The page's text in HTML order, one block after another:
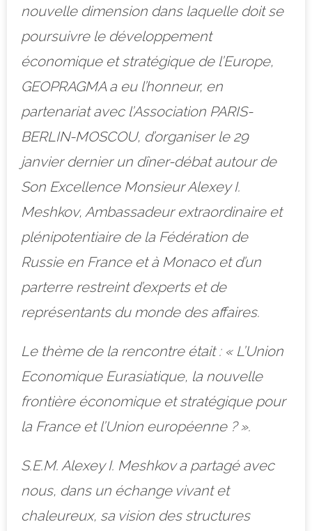
nouvelle dimension dans laquelle doit se
poursuivre le développement
économique et stratégique de l’Europe,
GEOPRAGMA a eu l’honneur, en
partenariat avec l’Association PARIS-
BERLIN-MOSCOU, d’organiser le 29
janvier dernier un dîner-débat autour de
Son Excellence Monsieur Alexey I.
Meshkov, Ambassadeur extraordinaire et
plénipotentiaire de la Fédération de
Russie en France et à Monaco et d’un
parterre restreint d’experts et de
représentants du monde des affaires.
Le thème de la rencontre était : « L’Union
Economique Eurasiatique, la nouvelle
frontière économique et stratégique pour
la France et l’Union européenne ? ».
S.E.M. Alexey I. Meshkov a partagé avec
nous, dans un échange vivant et
chaleureux, sa vision des structures